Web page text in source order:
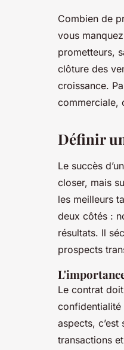
Combien de
vous
prometteurs,
clôture des
croissance.
commerciale,
Définir
Le succès
closer, mais
les meilleurs
deux côtés :
résultats. Il
prospects
Le contrat
confidentialité
aspects,
transactions